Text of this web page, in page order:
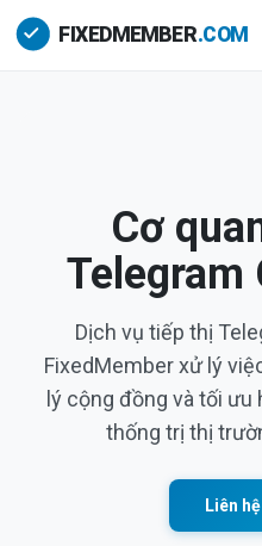
Cơ
Telegram
Dịch vụ tiếp thị
FixedMember xử lý
lý cộng đồng và tối
thống trị thị
Liên